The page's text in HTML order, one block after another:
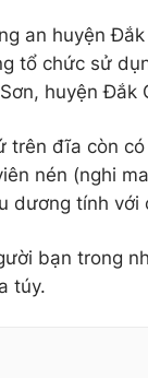
an huyện
tổ chức sử
huyện Đắk
trên đĩa còn
nén (nghi
dương tính với
bạn trong
túy.